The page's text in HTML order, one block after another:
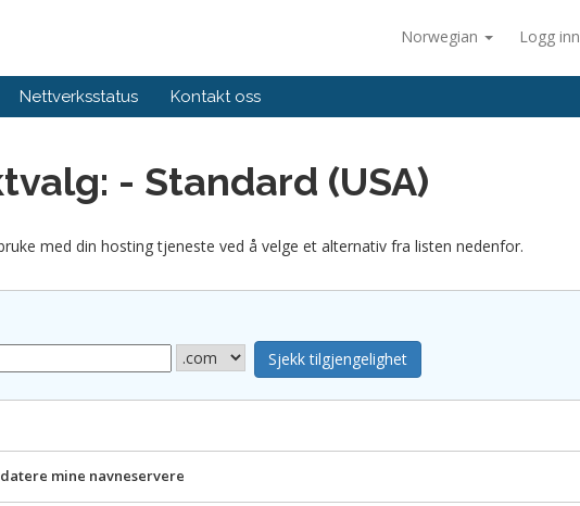
Norwegian Logg inn
Nettverksstatus Kontakt oss
- Standard (USA)
med din hosting tjeneste ved å velge et alternativ fra listen nedenfor.
mine navneservere